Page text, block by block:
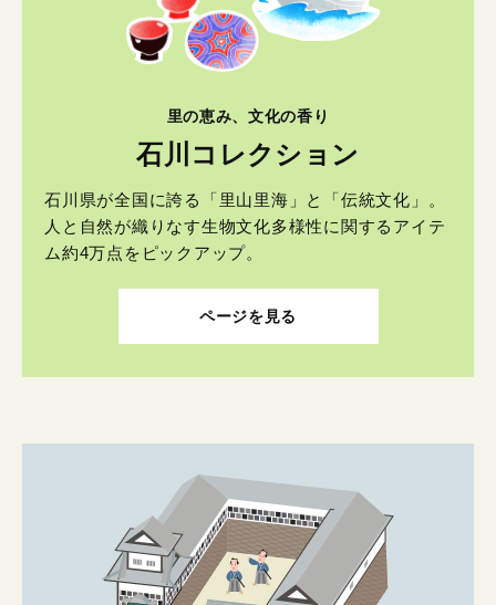
里の恵み、文化の香り
石川コレクション
石川県が全国に誇る「里山里海」と「伝統文化」。
人と自然が織りなす生物文化多様性に関するアイテ
ム約4万点をピックアップ。
ページを見る